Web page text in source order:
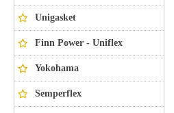
Unigasket
Finn Power - Uniflex
Yokohama
Semperflex